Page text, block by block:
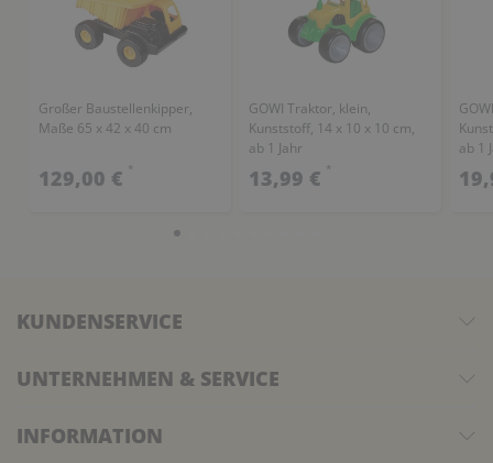
Großer Baustellenkipper,
Maße 65 x 42 x 40 cm
129,00 € *
GOWI Traktor, klein,
Kunststoff, 14 x 10 x 10 cm,
ab 1 Jahr
13,99 € *
ab 1
KUNDENSERVICE
UNTERNEHMEN & SERVICE
INFORMATION